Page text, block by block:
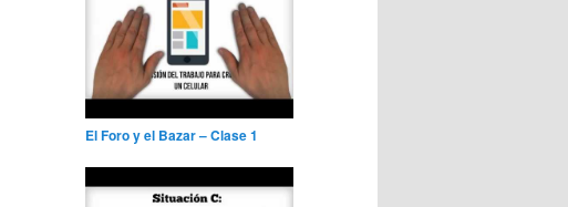
El Foro y el Bazar – Clase 1